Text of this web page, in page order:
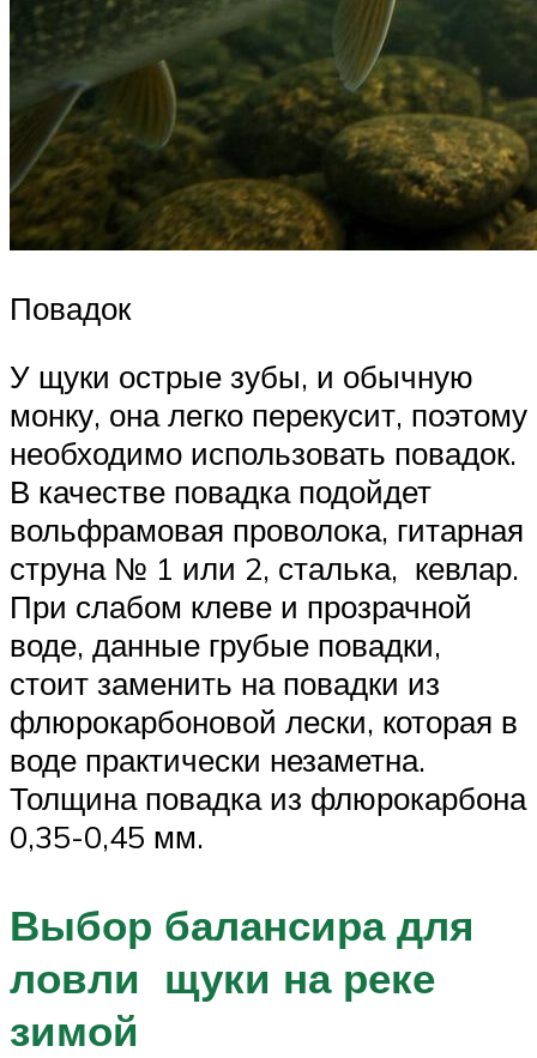
Повадок
У щуки острые зубы, и обычную
монку, она легко перекусит, поэтому
необходимо использовать повадок.
В качестве повадка подойдет
вольфрамовая проволока, гитарная
струна № 1 или 2, сталька, кевлар.
При слабом клеве и прозрачной
воде, данные грубые повадки,
стоит заменить на повадки из
флюрокарбоновой лески, которая в
воде практически незаметна.
Толщина повадка из флюрокарбона
0,35-0,45 мм.
Выбор балансира для
ловли щуки на реке
зимой